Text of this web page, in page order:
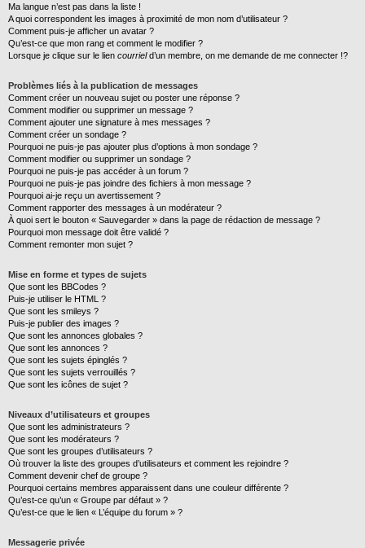
Ma langue n’est pas dans la liste !
A quoi correspondent les images à proximité de mon nom d’utilisateur ?
Comment puis-je afficher un avatar ?
Qu’est-ce que mon rang et comment le modifier ?
Lorsque je clique sur le lien courrield’un membre, on me demande de me connecter !?
Problèmes liés à la publication de messages
Comment créer un nouveau sujet ou poster une réponse ?
Comment modifier ou supprimer un message ?
Comment ajouter une signature à mes messages ?
Comment créer un sondage ?
Pourquoi ne puis-je pas ajouter plus d’options à mon sondage ?
Comment modifier ou supprimer un sondage ?
Pourquoi ne puis-je pas accéder à un forum ?
Pourquoi ne puis-je pas joindre des fichiers à mon message ?
Pourquoi ai-je reçu un avertissement ?
Comment rapporter des messages à un modérateur ?
À quoi sert le bouton « Sauvegarder » dans la page de rédaction de message ?
Pourquoi mon message doit être validé ?
Comment remonter mon sujet ?
Mise en forme et types de sujets
Que sont les BBCodes ?
Puis-je utiliser le HTML ?
Que sont les smileys ?
Puis-je publier des images ?
Que sont les annonces globales ?
Que sont les annonces ?
Que sont les sujets épinglés ?
Que sont les sujets verrouillés ?
Que sont les icônes de sujet ?
Niveaux d’utilisateurs et groupes
Que sont les administrateurs ?
Que sont les modérateurs ?
Que sont les groupes d’utilisateurs ?
Où trouver la liste des groupes d’utilisateurs et comment les rejoindre ?
Comment devenir chef de groupe ?
Pourquoi certains membres apparaissent dans une couleur différente ?
Qu’est-ce qu’un « Groupe par défaut » ?
Qu’est-ce que le lien « L’équipe du forum » ?
Messagerie privée